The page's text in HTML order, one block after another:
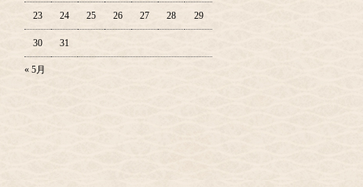
« 5月
23 24 25 26 27 28 29
30 31